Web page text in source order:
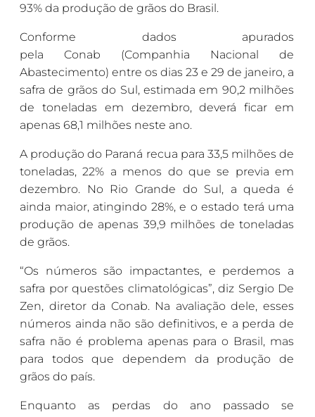
93% da produção de grãos do Brasil.
Conforme dados apurados
pela
Conab (Companhia Nacional de
Abastecimento) entre os dias 23 e 29 de janeiro, a
safra de grãos do Sul, estimada em 90,2 milhões
de toneladas em dezembro, deverá ficar em
apenas 68,1 milhões neste ano.
A produção do Paraná recua para 33,5 milhões de
toneladas, 22% a menos do que se previa em
dezembro. No Rio Grande do Sul, a queda é
ainda maior, atingindo 28%, e o estado terá uma
produção de apenas 39,9 milhões de toneladas
de grãos.
“Os números são impactantes, e perdemos a
safra por questões climatológicas”, diz Sergio De
Zen, diretor da Conab. Na avaliação dele, esses
números ainda não são definitivos, e a perda de
safra não é problema apenas para o Brasil, mas
para todos que dependem da produção de
grãos do país.
Enquanto as perdas do ano passado se